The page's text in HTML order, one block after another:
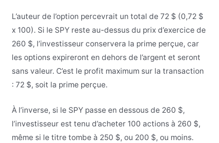
L’auteur de l’option percevrait un total de 72 $ (0,72 $
x 100). Si le SPY reste au-dessus du prix d’exercice de
260 $, l’investisseur conservera la prime perçue, car
les options expireront en dehors de l’argent et seront
sans valeur. C’est le profit maximum sur la transaction
: 72 $, soit la prime perçue.
À l’inverse, si le SPY passe en dessous de 260 $,
l’investisseur est tenu d’acheter 100 actions à 260 $,
même si le titre tombe à 250 $, ou 200 $, ou moins.